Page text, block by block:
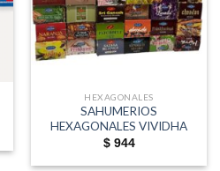
HEXAGONALES
SAHUMERIOS
HEXAGONALES VIVIDHA
$944